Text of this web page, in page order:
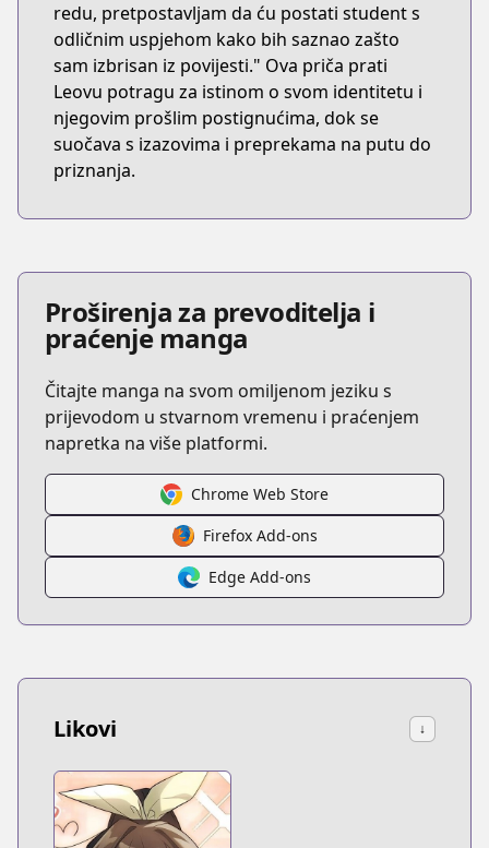
redu, pretpostavljam da ću postati student s
odličnim uspjehom kako bih saznao zašto
sam izbrisan iz povijesti." Ova priča prati
Leovu potragu za istinom o svom identitetu i
njegovim prošlim postignućima, dok se
suočava s izazovima i preprekama na putu do
priznanja.
Proširenja za prevoditelja i
praćenje manga
Čitajte manga na svom omiljenom jeziku s
prijevodom u stvarnom vremenu i praćenjem
napretka na više platformi.
Chrome Web Store
Firefox Add-ons
Edge Add-ons
Likovi ↓